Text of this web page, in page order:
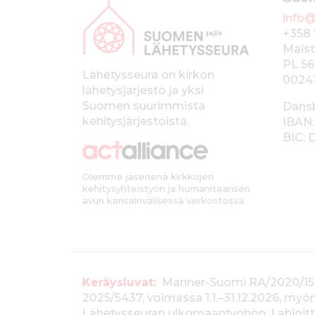
Lähetysseura on kirkon
lähetysjärjestö ja yksi
Suomen suurimmista
kehitysjärjestöistä.
Olemme jäsenenä kirkkojen
kehitysyhteistyön ja humanitaarisen
avun kansainvälisessä verkostossa.
+358
PL 56
BIC:
T
Keräysluvat: Manner-Suomi RA/2020/
2025/5437, voimassa 1.1.–31.12.2026,